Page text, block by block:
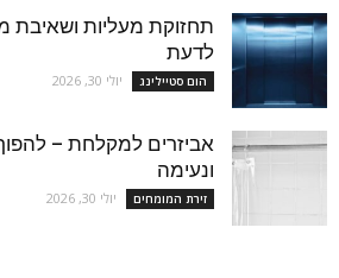
תחזוקת מעליות ושאיבת
לדעת
הום סטיילינג יולי 30, 2026
אביזרים למקלחת –
ונעימה
זירת המומחים יולי 30, 2026